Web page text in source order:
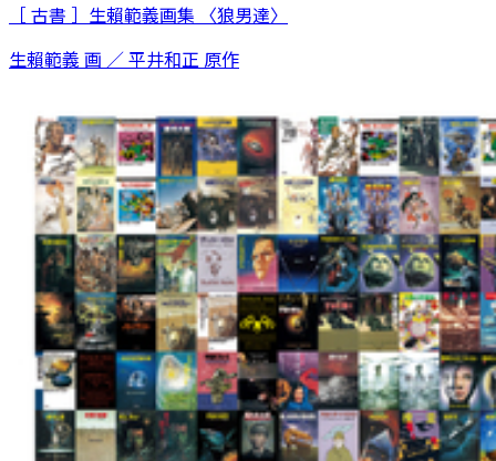
［ 古書 ］生賴範義画集 〈狼男達〉
生賴範義 画 ／ 平井和正 原作